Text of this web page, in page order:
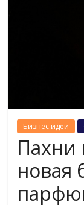
Бизнес идеи
Пахни
новая